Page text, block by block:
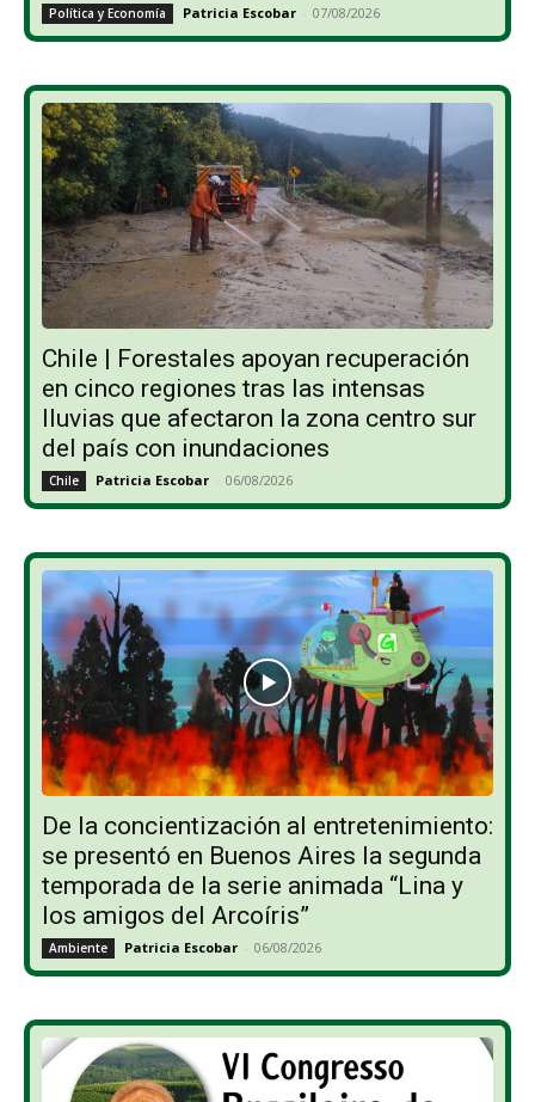
Política y Economía Patricia Escobar - 07/08/2026
Chile | Forestales apoyan recuperación
en cinco regiones tras las intensas
lluvias que afectaron la zona centro sur
del país con inundaciones
Chile Patricia Escobar - 06/08/2026
De la concientización al entretenimiento:
se presentó en Buenos Aires la segunda
temporada de la serie animada “Lina y
los amigos del Arcoíris”
Ambiente Patricia Escobar - 06/08/2026